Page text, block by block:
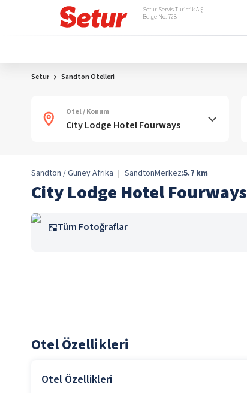
Setur Servis Turistik A.Ş.
Belge No: 728
Setur Sandton Otelleri
Otel / Konum
Sandton / Güney Afrika | SandtonMerkez:5.7 km
City Lodge Hotel Fourways
Tüm Fotoğraflar
Otel Özellikleri
Otel Özellikleri